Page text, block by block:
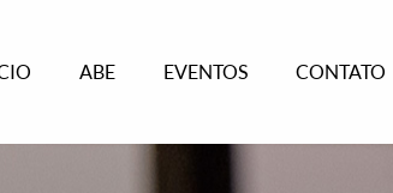
ABE EVENTOS CONTATO